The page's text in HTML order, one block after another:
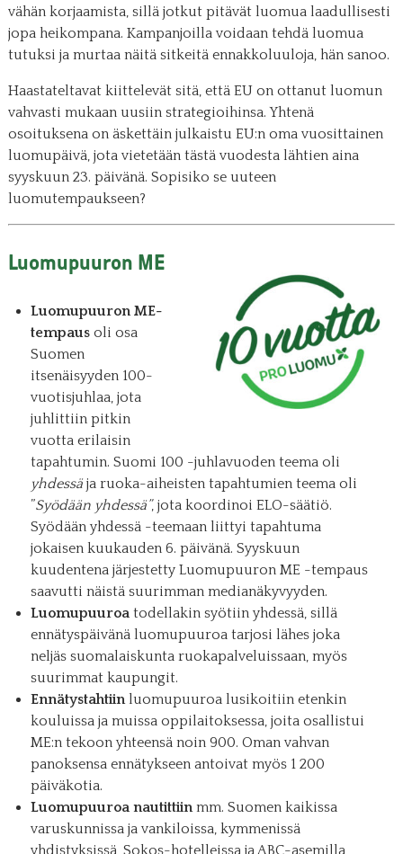
vähän korjaamista, sillä jotkut pitävät luomua laadullisesti
jopa heikompana. Kampanjoilla voidaan tehdä luomua
tutuksi ja murtaa näitä sitkeitä ennakkoluuloja, hän sanoo.
Haastateltavat kiittelevät sitä, että EU on ottanut luomun
vahvasti mukaan uusiin strategioihinsa. Yhtenä
osoituksena on äskettäin julkaistu EU:n oma vuosittainen
luomupäivä, jota vietetään tästä vuodesta lähtien aina
syyskuun 23. päivänä. Sopisiko se uuteen
luomutempaukseen?
Luomupuuron ME
Luomupuuron ME-
tempausoli osa
Suomen
itsenäisyyden 100-
vuotisjuhlaa, jota
juhlittiin pitkin
vuotta erilaisin
tapahtumin. Suomi 100 -juhlavuoden teema oli
yhdessäja ruoka-aiheisten tapahtumien teema oli
”Syödään yhdessä”, jota koordinoi ELO-säätiö.
Syödään yhdessä -teemaan liittyi tapahtuma
jokaisen kuukauden 6. päivänä. Syyskuun
kuudentena järjestetty Luomupuuron ME -tempaus
saavutti näistä suurimman medianäkyvyyden.
Luomupuuroatodellakin syötiin yhdessä, sillä
ennätyspäivänä luomupuuroa tarjosi lähes joka
neljäs suomalaiskunta ruokapalveluissaan, myös
suurimmat kaupungit.
Ennätystahtiinluomupuuroa lusikoitiin etenkin
kouluissa ja muissa oppilaitoksessa, joita osallistui
ME:n tekoon yhteensä noin 900. Oman vahvan
panoksensa ennätykseen antoivat myös 1 200
päiväkotia.
Luomupuuroa nautittiinmm. Suomen kaikissa
varuskunnissa ja vankiloissa, kymmenissä